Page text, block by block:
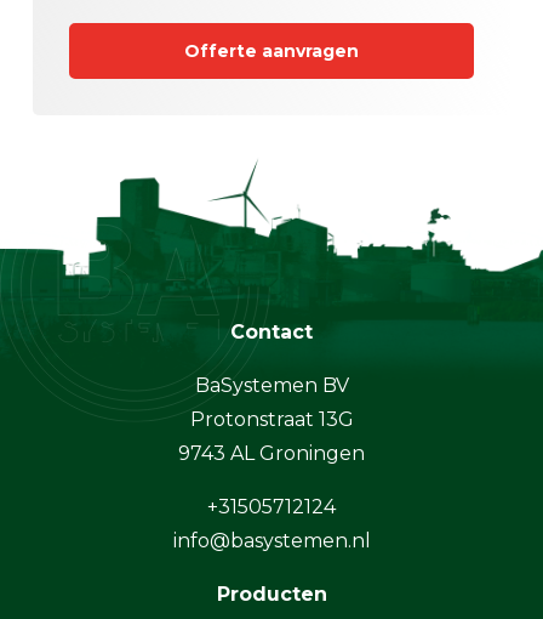
Offerte aanvragen
Contact
BaSystemen BV
Protonstraat 13G
9743 AL Groningen
+31505712124
info@basystemen.nl
Producten